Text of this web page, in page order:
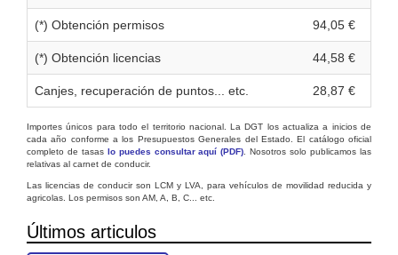
(*) Obtención permisos 94,05 €
(*) Obtención licencias 44,58 €
Canjes, recuperación de puntos... etc. 28,87 €
Importes únicos para todo el territorio nacional. La DGT los actualiza a inicios de
cada año conforme a los Presupuestos Generales del Estado. El catálogo oficial
completo de tasas lo puedes consultar aquí (PDF) . Nosotros solo publicamos las
relativas al carnet de conducir.
Las licencias de conducir son LCM y LVA, para vehículos de movilidad reducida y
agricolas. Los permisos son AM, A, B, C... etc.
Últimos articulos